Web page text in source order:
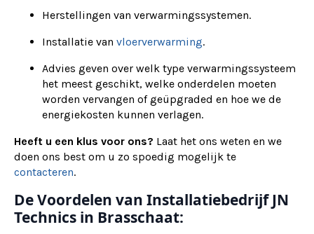
Herstellingen van verwarmingssystemen.
Installatie van vloerverwarming.
Advies geven over welk type verwarmingssysteem
het meest geschikt, welke onderdelen moeten
worden vervangen of geüpgraded en hoe we de
energiekosten kunnen verlagen.
Heeft u een klus voor ons? Laat het ons weten en we
doen ons best om u zo spoedig mogelijk te
contacteren.
De Voordelen van Installatiebedrijf JN
Technics in Brasschaat: